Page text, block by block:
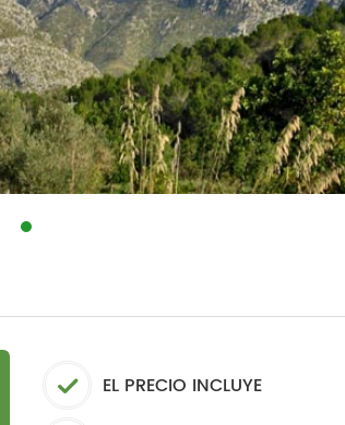
EL PRECIO INCLUYE